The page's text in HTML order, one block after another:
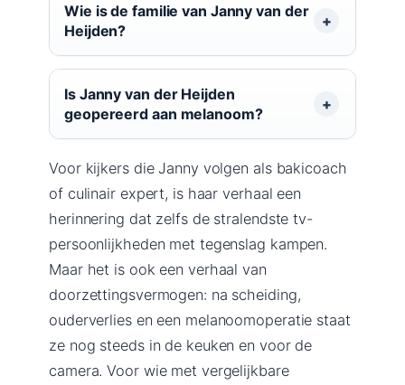
Wie is de familie van Janny van der
Heijden?
Is Janny van der Heijden
geopereerd aan melanoom?
Voor kijkers die Janny volgen als bakicoach
of culinair expert, is haar verhaal een
herinnering dat zelfs de stralendste tv-
persoonlijkheden met tegenslag kampen.
Maar het is ook een verhaal van
doorzettingsvermogen: na scheiding,
ouderverlies en een melanoomoperatie staat
ze nog steeds in de keuken en voor de
camera. Voor wie met vergelijkbare